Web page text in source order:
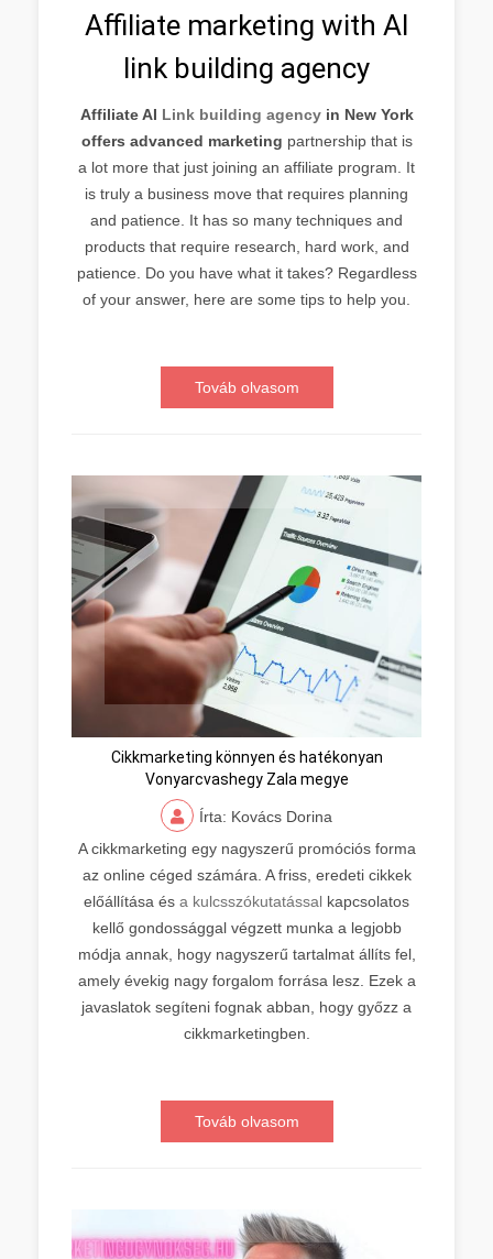
Affiliate marketing with AI
link building agency
Affiliate AI Link building agencyin New York
offers advanced marketing partnership that is
a lot more that just joining an affiliate program. It
is truly a business move that requires planning
and patience. It has so many techniques and
products that require research, hard work, and
patience. Do you have what it takes? Regardless
of your answer, here are some tips to help you.
Továb olvasom
Cikkmarketing könnyen és hatékonyan
Vonyarcvashegy Zala megye
Írta: Kovács Dorina
A cikkmarketing egy nagyszerű promóciós forma
az online céged számára. A friss, eredeti cikkek
előállítása és a kulcsszókutatással kapcsolatos
kellő gondossággal végzett munka a legjobb
módja annak, hogy nagyszerű tartalmat állíts fel,
amely évekig nagy forgalom forrása lesz. Ezek a
javaslatok segíteni fognak abban, hogy győzz a
cikkmarketingben.
Továb olvasom